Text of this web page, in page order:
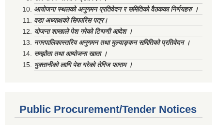
आयोजना स्थलको अनुगमन प्रतिवेदन र समितिको वैठकका निर्णयहरु ।
वडा अध्याक्षको सिफारिस पत्र।
योजना शाखाले पेश गरेको टिप्पणी आदेश ।
नगरपालिकास्तरिय अनुगमन तथा मुल्याङ्कन समितिको प्रतिवेदन ।
सम्झौता तथा आयोजना खाता ।
भुक्तानीको लागि पेश गरेको तेरिज फाराम ।
Public Procurement/Tender Notices